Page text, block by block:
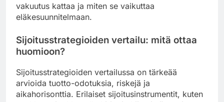
vakuutus kattaa ja miten se vaikuttaa
eläkesuunnitelmaan.
Sijoitusstrategioiden vertailu: mitä ottaa
huomioon?
Sijoitusstrategioiden vertailussa on tärkeää
arvioida tuotto-odotuksia, riskejä ja
aikahorisonttia. Erilaiset sijoitusinstrumentit, kuten